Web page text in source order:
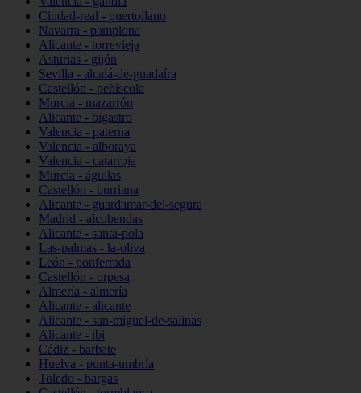
Ciudad-real - puertollano
Navarra - pamplona
Alicante - torrevieja
Asturias - gijón
Sevilla - alcalá-de-guadaíra
Castellón - peñíscola
Murcia - mazarrón
Alicante - bigastro
Valencia - paterna
Valencia - alboraya
Valencia - catarroja
Murcia - águilas
Castellón - burriana
Alicante - guardamar-del-segura
Madrid - alcobendas
Alicante - santa-pola
Las-palmas - la-oliva
León - ponferrada
Castellón - orpesa
Almería - almería
Alicante - alicante
Alicante - san-miguel-de-salinas
Alicante - ibi
Cádiz - barbate
Huelva - punta-umbría
Toledo - bargas